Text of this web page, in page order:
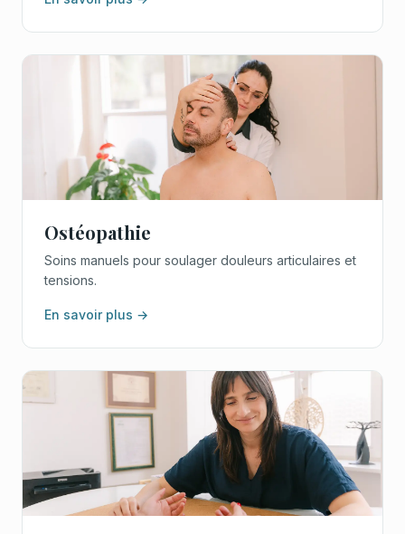
Ostéopathie
Soins manuels pour soulager douleurs articulaires et
tensions.
En savoir plus →